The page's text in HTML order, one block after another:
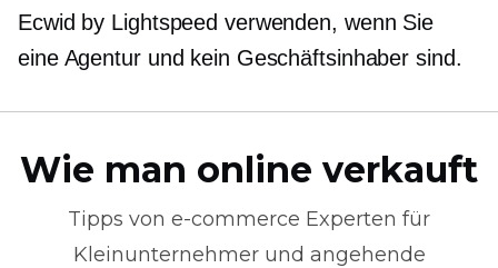
Ecwid by Lightspeed verwenden, wenn Sie
eine Agentur und kein Geschäftsinhaber sind.
Wie man online verkauft
Tipps von e-commerce Experten für
Kleinunternehmer und angehende